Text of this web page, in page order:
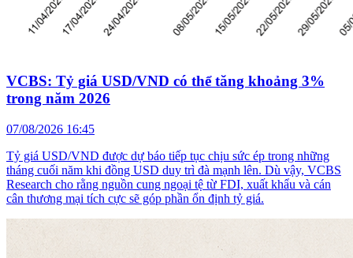
VCBS: Tỷ giá USD/VND có thể tăng khoảng 3%
trong năm 2026
07/08/2026 16:45
Tỷ giá USD/VND được dự báo tiếp tục chịu sức ép trong những
tháng cuối năm khi đồng USD duy trì đà mạnh lên. Dù vậy, VCBS
Research cho rằng nguồn cung ngoại tệ từ FDI, xuất khẩu và cán
cân thương mại tích cực sẽ góp phần ổn định tỷ giá.